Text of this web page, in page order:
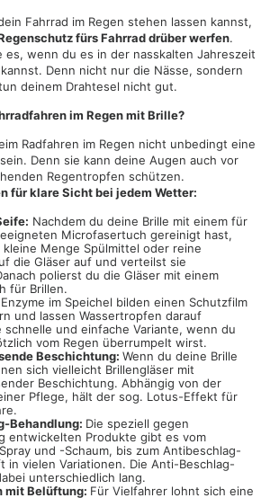
Fahrrad im Regen stehen lassen kannst,
fürs Fahrrad drüber werfen.
es, wenn du es in der nasskalten Jahreszeit
Denn nicht nur die Nässe, sondern
deinem Drahtesel nicht gut.
im Regen mit Brille?
Radfahren im Regen nicht unbedingt eine
Denn sie kann deine Augen auch vor
Regentropfen schützen.
für klare Sicht bei jedem Wetter:
Nachdem du deine Brille mit einem für
Microfasertuch gereinigt hast,
Menge Spülmittel oder reine
die Gläser auf und verteilst sie
polierst du die Gläser mit einem
für Brillen.
im Speichel bilden einen Schutzfilm
und lassen Wassertropfen darauf
schnelle und einfache Variante, wenn du
vom Regen überrumpelt wirst.
Beschichtung: Wenn du deine Brille
sich vielleicht Brillengläser mit
Beschichtung. Abhängig von der
Pflege, hält der sog. Lotus-Effekt für
Behandlung: Die speziell gegen
entwickelten Produkte gibt es vom
und -Schaum, bis zum Antibeschlag-
in vielen Variationen. Die Anti-Beschlag-
unterschiedlich lang.
mit Belüftung: Für Vielfahrer lohnt sich eine